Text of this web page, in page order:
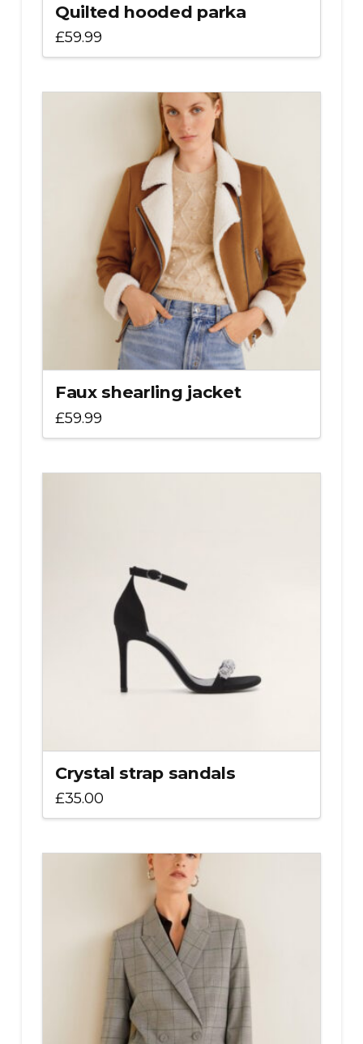
Quilted hooded parka
£59.99
Faux shearling jacket
£59.99
Crystal strap sandals
£35.00